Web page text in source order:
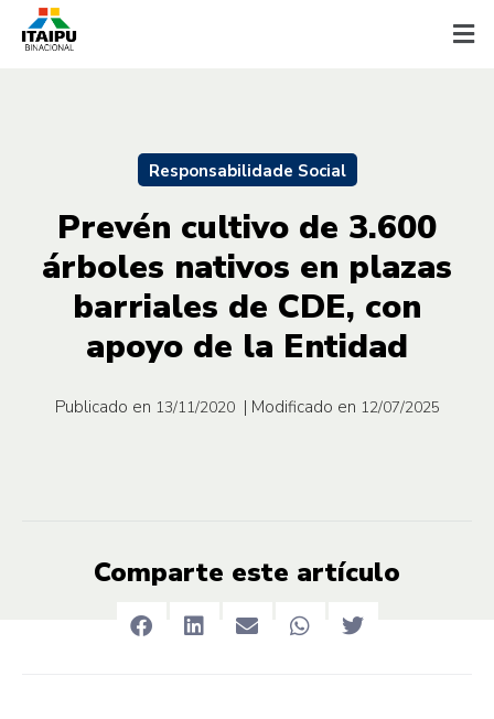
Responsabilidade Social
Prevén cultivo de 3.600
árboles nativos en plazas
barriales de CDE, con
apoyo de la Entidad
Publicado en 13/11/2020 | Modificado en 12/07/2025
Comparte este artículo